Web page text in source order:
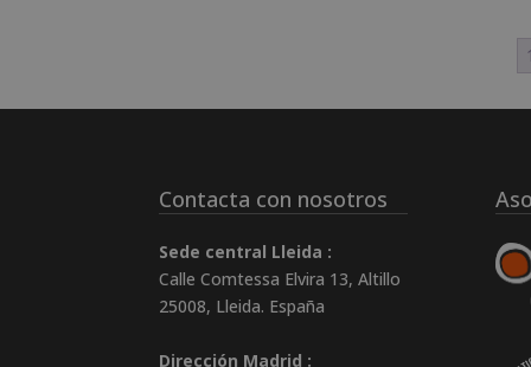
1
Contacta con nosotros
Sede central Lleida :
Calle Comtessa Elvira 13, Altillo
25008, Lleida. España
Dirección Madrid :